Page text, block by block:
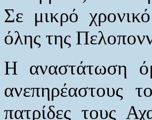
Σε μικρό
όλης της
Η αναστάτωση
ανεπηρέαστους
πατρίδες τους